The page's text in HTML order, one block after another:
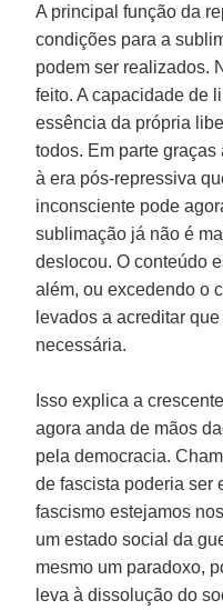
A principal função da
condições para a
podem ser realizados.
feito. A capacidade de
essência da própria
todos. Em parte
à era pós-repressiva
inconsciente pode
sublimação já não é
deslocou. O conteúdo
além, ou excedendo o
levados a acreditar
necessária.
Isso explica a
agora anda de mãos
pela democracia.
de fascista poderia ser
fascismo estejamos
um estado social da
mesmo um paradoxo,
leva à dissolução do